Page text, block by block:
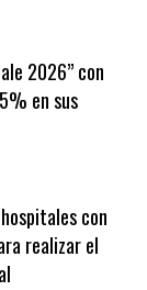
2026” con
en sus
con
realizar el